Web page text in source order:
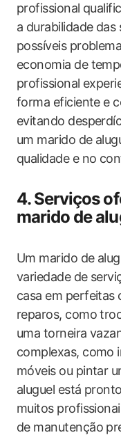
profissional
a durabilidade
possíveis
economia de
profissional
forma eficiente e
evitando
um marido de
qualidade e no
4. Serviços
marido de
Um marido de
variedade de
casa em perfeitas
reparos, como
uma torneira
complexas, como
móveis ou pintar
aluguel está
muitos
de manutenção